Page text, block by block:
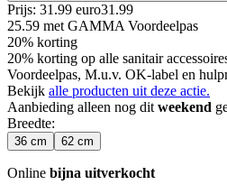
Prijs: 31.99 euro31 .99
25.59 met GAMMA Voordeelpas
20% korting
20% korting op alle sanitair
Voordeelpas, M.u.v. OK-label en
Bekijk alle producten uit deze actie.
Aanbieding alleen nog dit weekend
Breedte:
36 cm 62 cm
Online bijna uitverkocht